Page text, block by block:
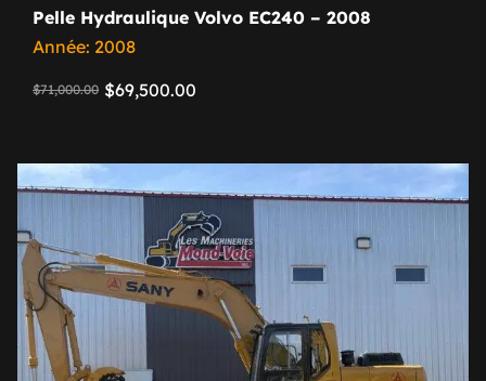
Pelle Hydraulique Volvo EC240 – 2008
Année: 2008
$71,000.00 $69,500.00